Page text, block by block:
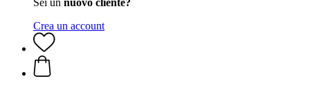
Sei un nuovo cliente?
Crea un account